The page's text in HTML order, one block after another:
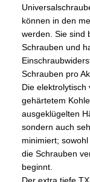
können in den
werden. Sie sind
Schrauben und
Schrauben pro
Die
gehärtetem
ausgeklügelten
sondern auch
minimiert;
die Schrauben
beginnt.